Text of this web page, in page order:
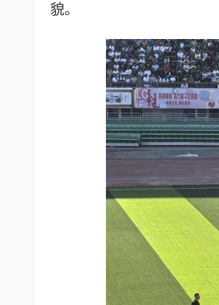
貌。